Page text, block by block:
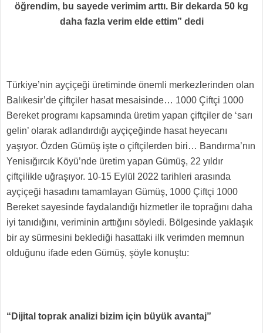
öğrendim, bu sayede verimim arttı. Bir dekarda 50 kg
daha fazla verim elde ettim” dedi
Türkiye’nin ayçiçeği üretiminde önemli merkezlerinden olan
Balıkesir’de çiftçiler hasat mesaisinde… 1000 Çiftçi 1000
Bereket programı kapsamında üretim yapan çiftçiler de ‘sarı
gelin’ olarak adlandırdığı ayçiçeğinde hasat heyecanı
yaşıyor. Özden Gümüş işte o çiftçilerden biri… Bandırma’nın
Yenisığırcık Köyü’nde üretim yapan Gümüş, 22 yıldır
çiftçilikle uğraşıyor. 10-15 Eylül 2022 tarihleri arasında
ayçiçeği hasadını tamamlayan Gümüş, 1000 Çiftçi 1000
Bereket sayesinde faydalandığı hizmetler ile toprağını daha
iyi tanıdığını, veriminin arttığını söyledi. Bölgesinde yaklaşık
bir ay sürmesini beklediği hasattaki ilk verimden memnun
olduğunu ifade eden Gümüş, şöyle konuştu:
“Dijital toprak analizi bizim için büyük avantaj”